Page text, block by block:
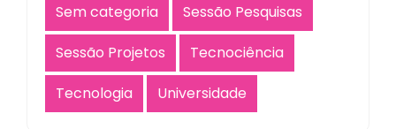
Sem categoria
Sessão Pesquisas
Sessão Projetos
Tecnociência
Tecnologia
Universidade